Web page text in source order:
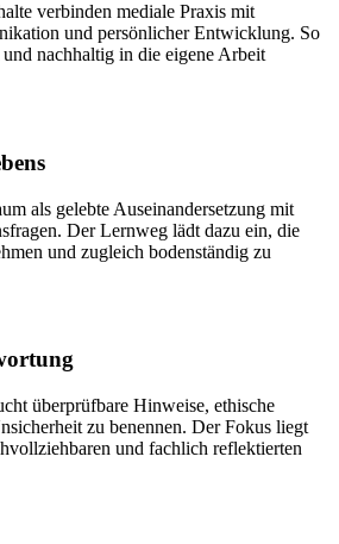
verbinden mediale Praxis mit
und persönlicher Entwicklung. So
nachhaltig in die eigene Arbeit
als gelebte Auseinandersetzung mit
Der Lernweg lädt dazu ein, die
und zugleich bodenständig zu
überprüfbare Hinweise, ethische
zu benennen. Der Fokus liegt
und fachlich reflektierten